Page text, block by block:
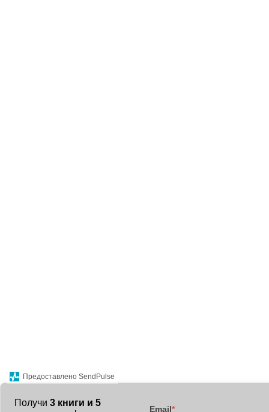
Получи 3 книги и 5
Email*
Предоставлено SendPulse